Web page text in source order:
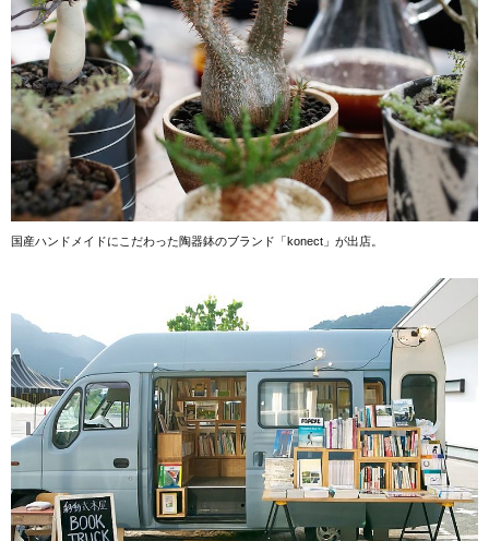
国産ハンドメイドにこだわった陶器鉢のブランド「konect」が出店。